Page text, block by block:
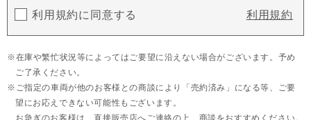
利用規約に同意する 利用規約
在庫や繁忙状況等によってはご要望に沿えない場合がございます。予め
ご了承ください。
ご指定の車両が他のお客様との商談により「売約済み」になる等、ご要
望にお応えできない可能性もございます。
お急ぎのお客様は、直接販売店へご連絡の上、商談をおすすめください。